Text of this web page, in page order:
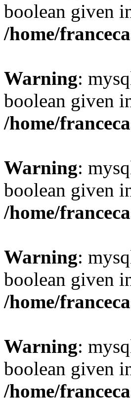
boolean given
/home/
Warning:
boolean given
/home/
Warning:
boolean given
/home/
Warning:
boolean given
/home/
Warning:
boolean given
/home/